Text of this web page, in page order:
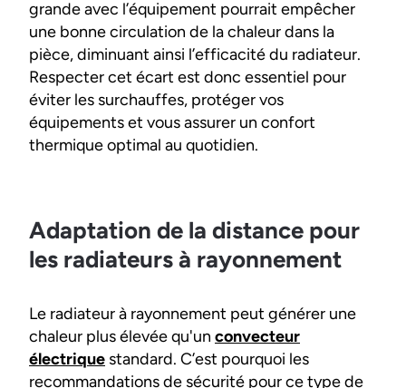
grande avec l’équipement pourrait empêcher
une bonne circulation de la chaleur dans la
pièce, diminuant ainsi l’efficacité du radiateur.
Respecter cet écart est donc essentiel pour
éviter les surchauffes, protéger vos
équipements et vous assurer un confort
thermique optimal au quotidien.
Adaptation de la distance pour
les radiateurs à rayonnement
Le radiateur à rayonnement peut générer une
chaleur plus élevée qu'un convecteur
électrique standard. C’est pourquoi les
recommandations de sécurité pour ce type de